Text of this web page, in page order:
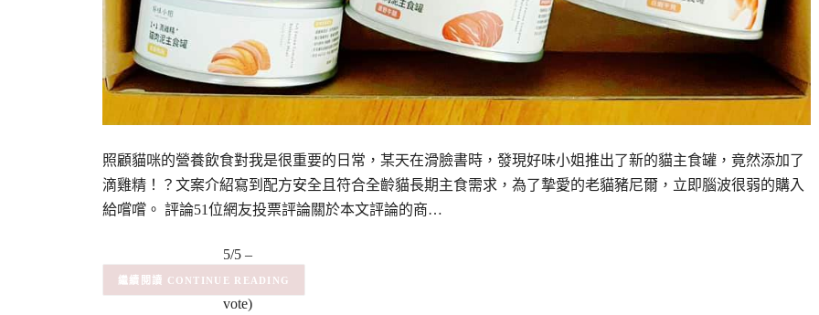
照顧貓咪的營養飲食對我是很重要的日常，某天在滑臉書時，發現好味小姐推出了新的貓主食罐，竟然添加了
滴雞精！？文案介紹寫到配方安全且符合全齡貓長期主食需求，為了摯愛的老貓豬尼爾，立即腦波很弱的購入
給嚐嚐。 評論51位網友投票評論關於本文評論的商…
5/5 –
(1
vote)
CONTINUE READING